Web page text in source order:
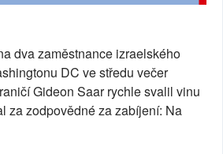
dva zaměstnance izraelského
DC ve středu večer
Gideon Saar rychle svalil vinu
za zodpovědné za zabíjení: Na